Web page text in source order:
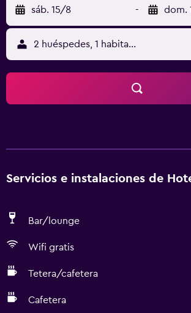
sáb. 15/8 - dom.
2 huéspedes, 1 habitación
Servicios e instalaciones de
Bar/lounge
Wifi gratis
Tetera/cafetera
Cafetera